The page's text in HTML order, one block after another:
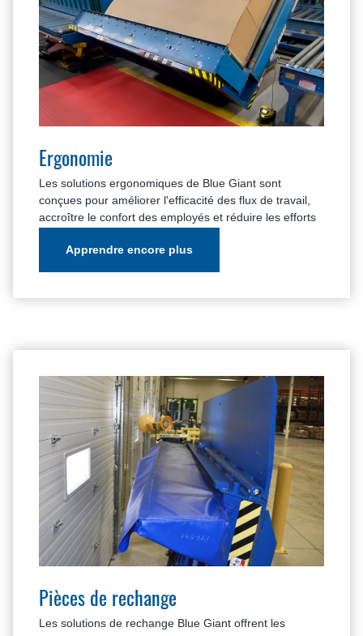
Ergonomie
Les solutions ergonomiques de Blue Giant sont
conçues pour améliorer l'efficacité des flux de travail,
accroître le confort des employés et réduire les efforts
Apprendre encore plus
Pièces de rechange
Les solutions de rechange Blue Giant offrent les